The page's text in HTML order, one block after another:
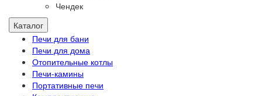
Чендек
Каталог
Печи для бани
Печи для дома
Отопительные котлы
Печи-камины
Портативные печи